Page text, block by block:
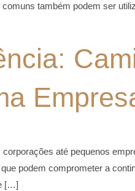
também podem ser
até pequenos
podem comprometer a
[…]